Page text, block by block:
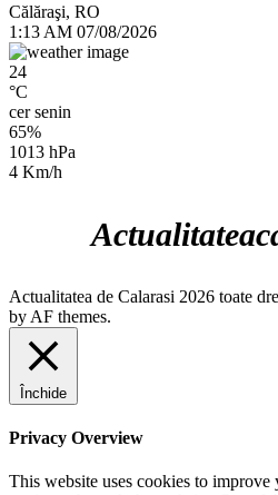
Călăraşi, RO
1:13 AM 07/08/2026
24
°C
cer senin
65%
1013 hPa
4 Km/h
Actualitatea de Calarasi 2026 toate
by AF themes.
Închide
Privacy Overview
This website uses cookies to